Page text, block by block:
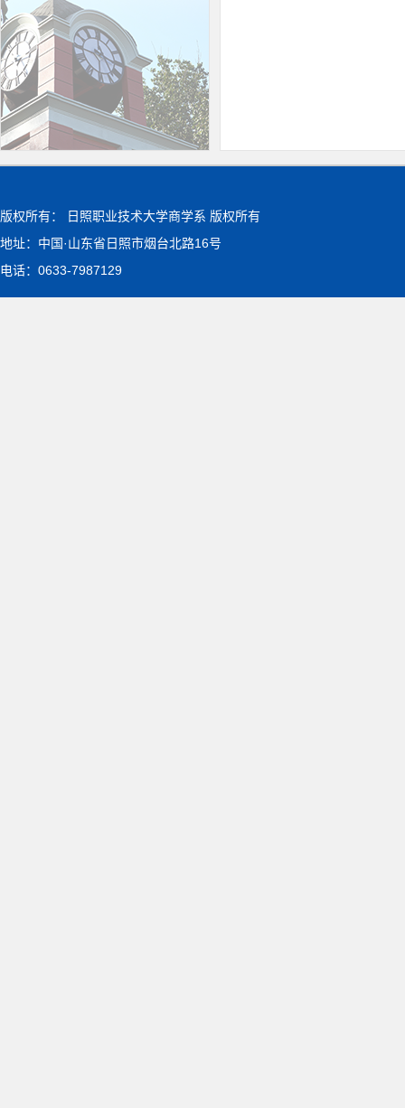
版权所有： 日照职业技术大学商学系 版权所有
地址：中国·山东省日照市烟台北路16号
电话：0633-7987129